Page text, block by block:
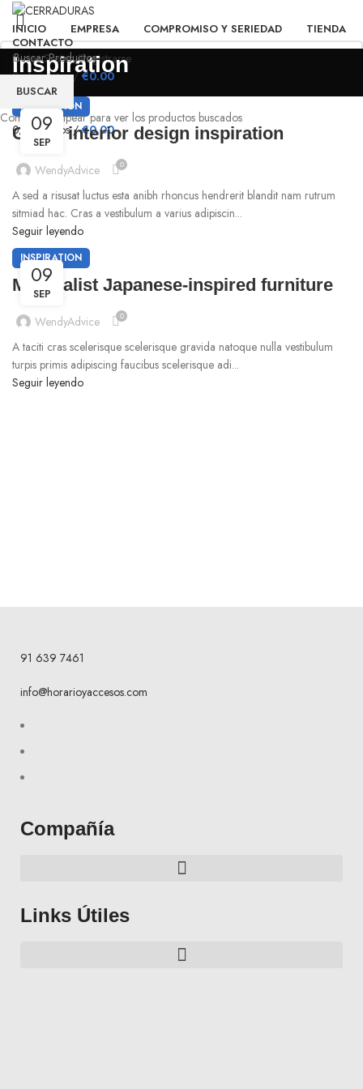
INICIO EMPRESA COMPROMISO Y SERIEDAD
TIENDA
CONTACTO
Iniciar Sesion/Registrarse
0elementos / €0.00
Menú
0 elementos / €0.00
Inspiration
09
SEP
INSPIRATION
Green interior design inspiration
WendyAdvice 0
A sed a risusat luctus esta anibh rhoncus hendrerit blandit nam rutrum
sitmiad hac. Cras a vestibulum a varius adipiscin...
Seguir leyendo
09
SEP
INSPIRATION
Minimalist Japanese-inspired furniture
WendyAdvice 0
A taciti cras scelerisque scelerisque gravida natoque nulla vestibulum
turpis primis adipiscing faucibus scelerisque adi...
Seguir leyendo
91 639 7461
info@horarioyaccesos.com
Compañía
Links Útiles
BUSCAR
Comienza a tipear para ver los productos buscados